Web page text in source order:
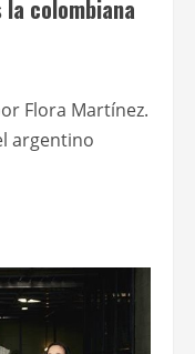
colombiana
Flora Martínez.
argentino